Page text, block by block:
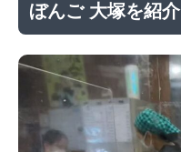
ぼんご 大塚を紹介